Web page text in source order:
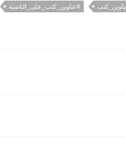
#عناوين_كتب_على_الناصية